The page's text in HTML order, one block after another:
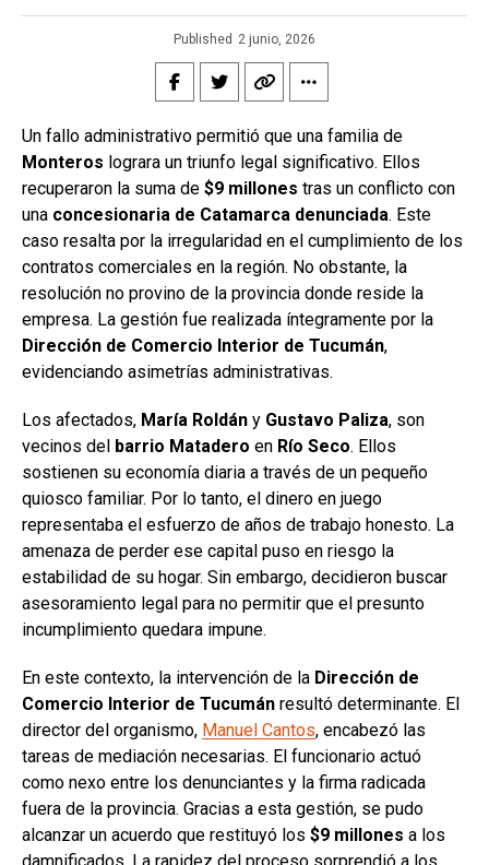
Published 2 junio, 2026
Un fallo administrativo permitió que una familia de
Monteros lograra un triunfo legal significativo. Ellos
recuperaron la suma de $9 millones tras un conflicto con
una concesionaria de Catamarca denunciada. Este
caso resalta por la irregularidad en el cumplimiento de los
contratos comerciales en la región. No obstante, la
resolución no provino de la provincia donde reside la
empresa. La gestión fue realizada íntegramente por la
Dirección de Comercio Interior de Tucumán,
evidenciando asimetrías administrativas.
Los afectados, María Roldán y Gustavo Paliza, son
vecinos del barrio Matadero en Río Seco. Ellos
sostienen su economía diaria a través de un pequeño
quiosco familiar. Por lo tanto, el dinero en juego
representaba el esfuerzo de años de trabajo honesto. La
amenaza de perder ese capital puso en riesgo la
estabilidad de su hogar. Sin embargo, decidieron buscar
asesoramiento legal para no permitir que el presunto
incumplimiento quedara impune.
En este contexto, la intervención de la Dirección de
Comercio Interior de Tucumán resultó determinante. El
director del organismo, Manuel Cantos, encabezó las
tareas de mediación necesarias. El funcionario actuó
como nexo entre los denunciantes y la firma radicada
fuera de la provincia. Gracias a esta gestión, se pudo
alcanzar un acuerdo que restituyó los $9 millones a los